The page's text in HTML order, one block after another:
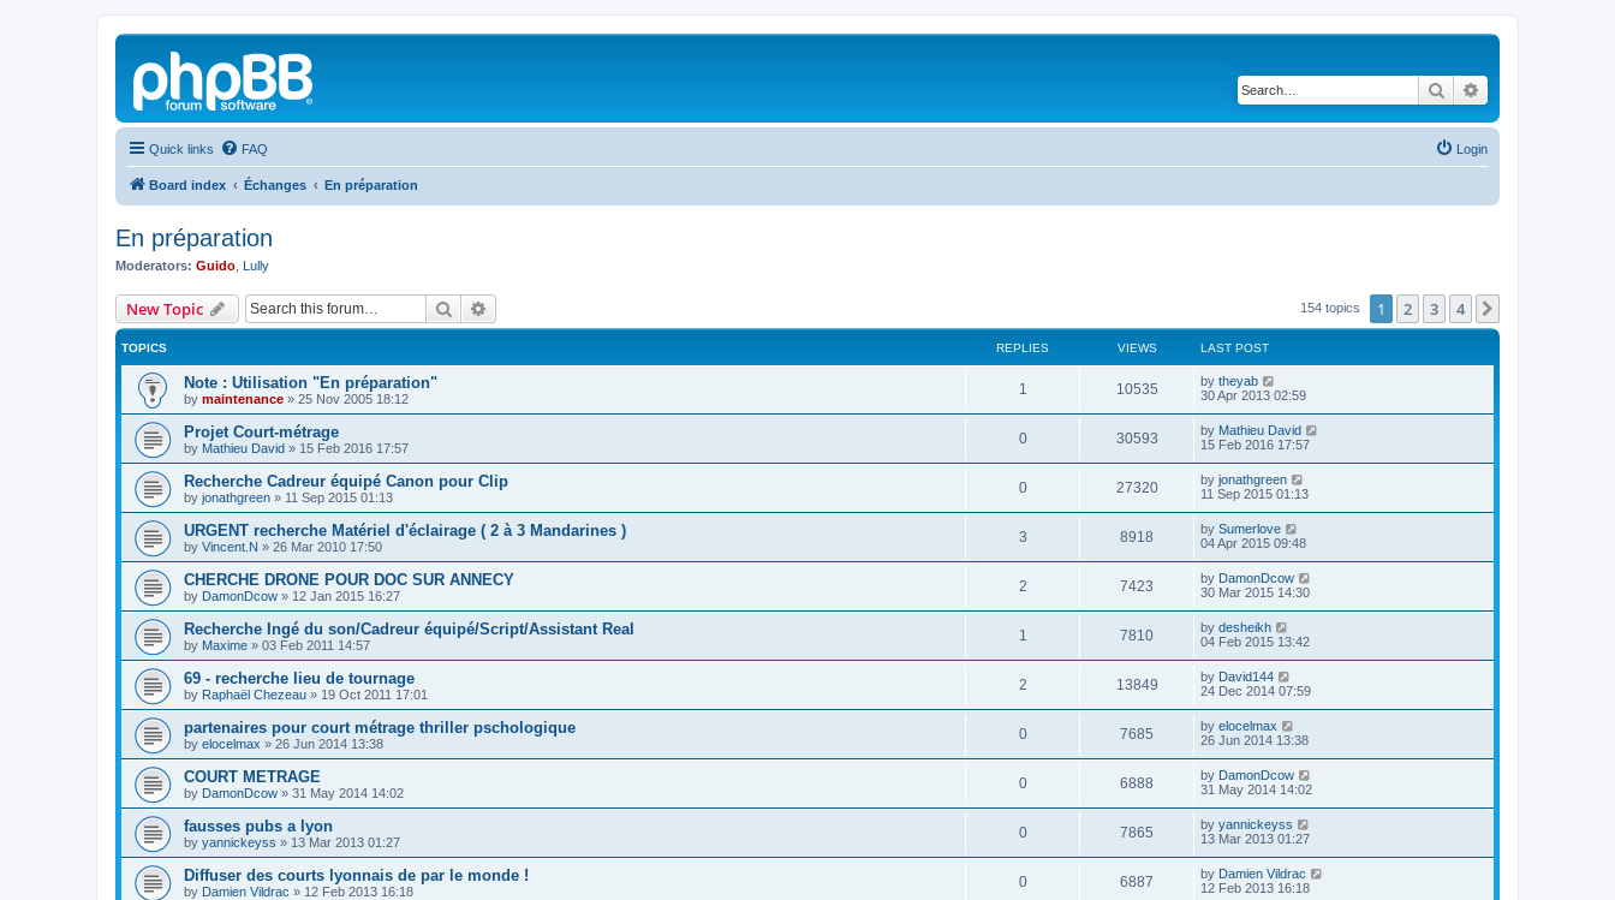
Search
Quick links FAQ Login
Board index Échanges En préparation
En préparation
Moderators: Guido Lully
New Topic Search 154 topics 1 2 3 4
TOPICS REPLIES VIEWS LAST POST
Note : Utilisation "En préparation"
by maintenance » 25 Nov 2005 18:12
1 10535 by theyab
30 Apr 2013 02:59
Projet Court-métrage
by Mathieu David » 15 Feb 2016 17:57
0 30593 by Mathieu David
15 Feb 2016 17:57
Recherche Cadreur équipé Canon pour Clip
by jonathgreen » 11 Sep 2015 01:13
0 27320 by jonathgreen
11 Sep 2015 01:13
URGENT recherche Matériel d'éclairage ( 2 à 3 Mandarines )
by Vincent.N » 26 Mar 2010 17:50
3 8918 by Sumerlove
04 Apr 2015 09:48
CHERCHE DRONE POUR DOC SUR ANNECY
by DamonDcow » 12 Jan 2015 16:27
2 7423 by DamonDcow
30 Mar 2015 14:30
Recherche Ingé du son/Cadreur équipé/Script/Assistant Real
by Maxime » 03 Feb 2011 14:57
1 7810 by desheikh
04 Feb 2015 13:42
69 - recherche lieu de tournage
by Raphaël Chezeau » 19 Oct 2011 17:01
2 13849 by David144
24 Dec 2014 07:59
partenaires pour court métrage thriller pschologique
by elocelmax » 26 Jun 2014 13:38
0 7685 by elocelmax
26 Jun 2014 13:38
COURT METRAGE
by DamonDcow » 31 May 2014 14:02
0 6888 by DamonDcow
31 May 2014 14:02
fausses pubs a lyon
by yannickeyss » 13 Mar 2013 01:27
0 7865 by yannickeyss
13 Mar 2013 01:27
Diffuser des courts lyonnais de par le monde !
by Damien Vildrac » 12 Feb 2013 16:18
0 6887 by Damien Vildrac
12 Feb 2013 16:18